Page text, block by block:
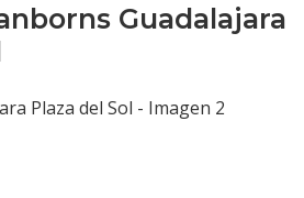
Guadalajara